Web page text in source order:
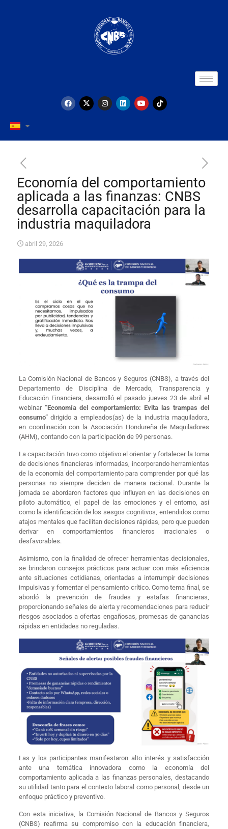
Economía del comportamiento
aplicada a las finanzas: CNBS
desarrolla capacitación para la
industria maquiladora
abril 29, 2026
La Comisión Nacional de Bancos y Seguros (CNBS), a través del
Departamento de Disciplina de Mercado, Transparencia y
Educación Financiera, desarrolló el pasado jueves 23 de abril el
webinar “Economía del comportamiento: Evita las trampas del
consumo”dirigido a empleados(as) de la industria maquiladora,
en coordinación con la Asociación Hondureña de Maquiladores
(AHM), contando con la participación de 99 personas.
La capacitación tuvo como objetivo el orientar y fortalecer la toma
de decisiones financieras informadas, incorporando herramientas
de la economía del comportamiento para comprender por qué las
personas no siempre deciden de manera racional. Durante la
jornada se abordaron factores que influyen en las decisiones en
piloto automático, el papel de las emociones y el entorno, así
como la identificación de los sesgos cognitivos, entendidos como
atajos mentales que facilitan decisiones rápidas, pero que pueden
derivar en comportamientos financieros irracionales o
desfavorables.
Asimismo, con la finalidad de ofrecer herramientas decisionales,
se brindaron consejos prácticos para actuar con más eficiencia
ante situaciones cotidianas, orientadas a interrumpir decisiones
impulsivas y fomentar el pensamiento crítico. Como tema final, se
abordó la prevención de fraudes y estafas financieras,
proporcionando señales de alerta y recomendaciones para reducir
riesgos asociados a ofertas engañosas, promesas de ganancias
rápidas en entidades no reguladas.
Las y los participantes manifestaron alto interés y satisfacción
ante una temática innovadora como la economía del
comportamiento aplicada a las finanzas personales, destacando
su utilidad tanto para el contexto laboral como personal, desde un
enfoque práctico y preventivo.
Con esta iniciativa, la Comisión Nacional de Bancos y Seguros
(CNBS) reafirma su compromiso con la educación financiera,